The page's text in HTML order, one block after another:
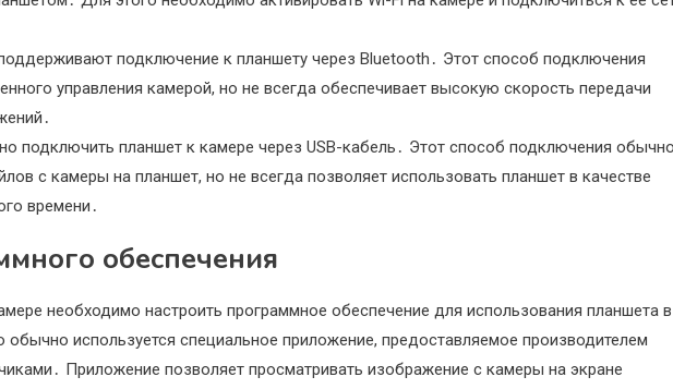
подключение к планшету через Bluetooth․ Этот способ подключения
управления камерой, но не всегда обеспечивает высокую скорость передачи
подключить планшет к камере через USB-кабель․ Этот способ подключения
с камеры на планшет, но не всегда позволяет использовать планшет в качестве
времени․
обеспечения
необходимо настроить программное обеспечение для использования планшета в
обычно используется специальное приложение, предоставляемое производителем
Приложение позволяет просматривать изображение с камеры на экране